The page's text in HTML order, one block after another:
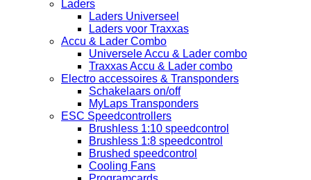
Laders
Laders Universeel
Laders voor Traxxas
Accu & Lader Combo
Universele Accu & Lader combo
Traxxas Accu & Lader combo
Electro accessoires & Transponders
Schakelaars on/off
MyLaps Transponders
ESC Speedcontrollers
Brushless 1:10 speedcontrol
Brushless 1:8 speedcontrol
Brushed speedcontrol
Cooling Fans